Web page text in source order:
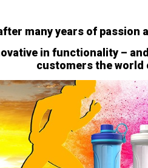
many years of passion
in functionality –
customers the world